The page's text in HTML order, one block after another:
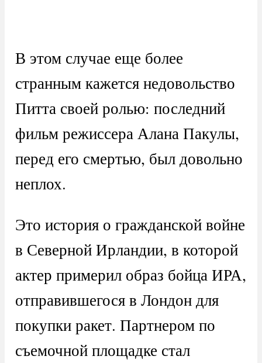
В этом случае еще более
странным кажется недовольство
Питта своей ролью: последний
фильм режиссера Алана Пакулы,
перед его смертью, был довольно
неплох.
Это история о гражданской войне
в Северной Ирландии, в которой
актер примерил образ бойца ИРА,
отправившегося в Лондон для
покупки ракет. Партнером по
съемочной площадке стал